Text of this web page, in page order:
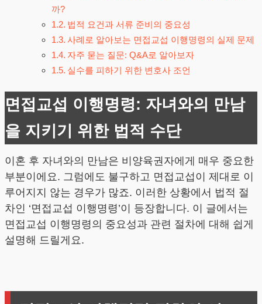
까?
법적 요건과 서류 준비의 중요성
사례로 알아보는 면접교섭 이행명령의 실제 문제
자주 묻는 질문: Q&A로 알아보자
실수를 피하기 위한 변호사 조언
면접교섭 이행명령: 자녀와의 만남
을 지키기 위한 법적 수단
이혼 후 자녀와의 만남은 비양육권자에게 매우 중요한
부분이에요. 그럼에도 불구하고 면접교섭이 제대로 이
루어지지 않는 경우가 많죠. 이러한 상황에서 법적 절
차인 ‘면접교섭 이행명령’이 등장합니다. 이 글에서는
면접교섭 이행명령의 중요성과 관련 절차에 대해 쉽게
설명해 드릴게요.